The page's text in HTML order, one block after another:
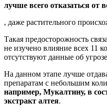
лучше всего отказаться от
, даже растительного
Такая предосторожность
не изучено влияние всех 11
отсутствуют данные об
На данном этапе лучше
препаратам с небольшим
например, Мукалтину, в
экстракт алтея.